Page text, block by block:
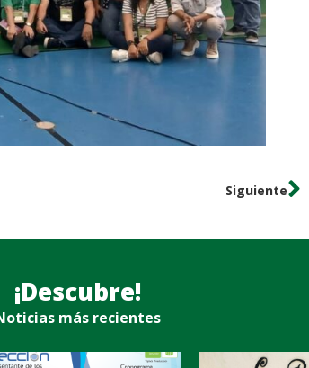
Siguiente
¡Descubre!
más recientes